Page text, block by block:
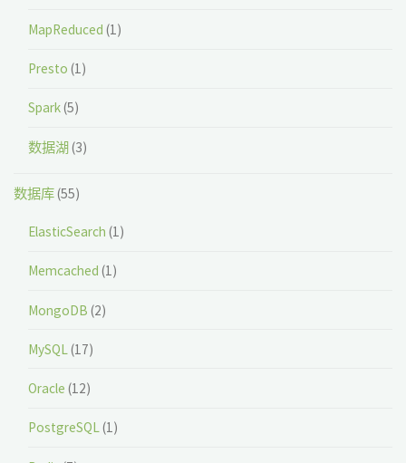
MapReduced (1)
Presto (1)
Spark(5)
数据湖(3)
数据库(55)
ElasticSearch (1)
Memcached (1)
MongoDB (2)
MySQL (17)
Oracle (12)
PostgreSQL(1)